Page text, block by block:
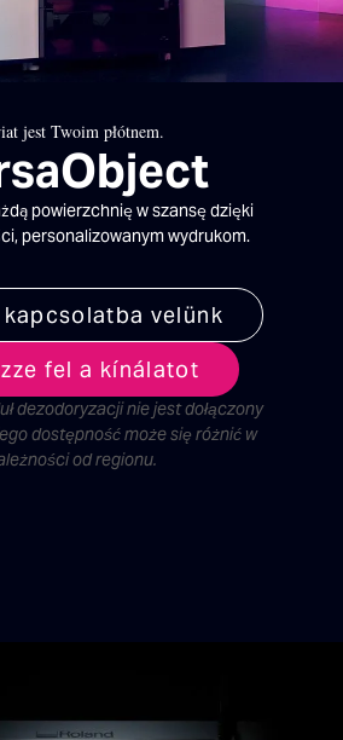
jest Twoim płótnem.
powierzchnię w szansę dzięki
personalizowanym wydrukom.
velünk
fel a kínálatot
dezodoryzacji nie jest dołączony
dostępność może się różnić w
od regionu.